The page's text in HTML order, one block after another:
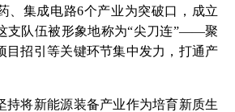
、集成电路6个产业为突破口，成立
支队伍被形象地称为“尖刀连”——聚
目招引等关键环节集中发力，打通产
将新能源装备产业作为培育新质生